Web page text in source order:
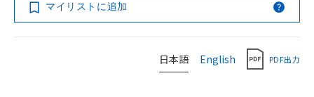
マイリストに追加
日本語 English PDF出力